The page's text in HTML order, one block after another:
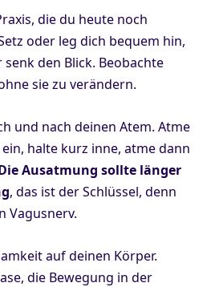
die du heute noch
oder leg dich bequem hin,
den Blick. Beobachte
sie zu verändern.
und nach deinen Atem. Atme
halte kurz inne, atme dann
Ausatmung sollte länger
, das ist der Schlüssel, denn
Vagusnerv.
auf deinen Körper.
die Bewegung in der